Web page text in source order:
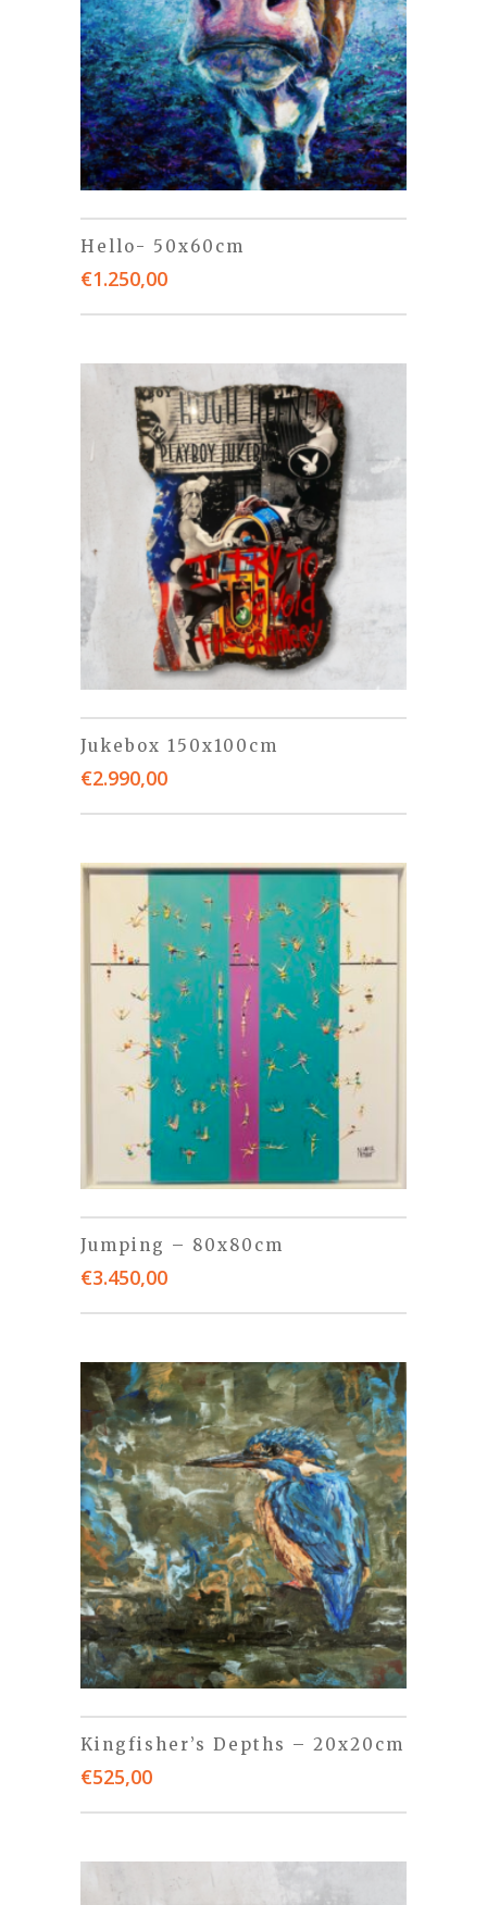
Hello- 50x60cm
€1.250,00
Jukebox 150x100cm
€2.990,00
Jumping – 80x80cm
€3.450,00
Kingfisher’s Depths – 20x20cm
€525,00